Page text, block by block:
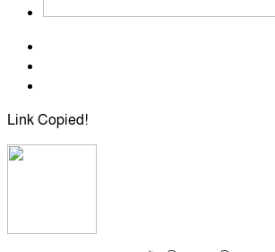
Link Copied!